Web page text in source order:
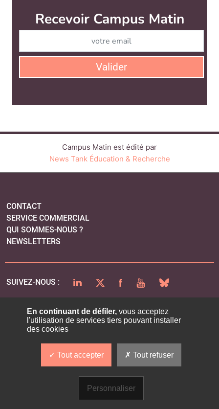
Recevoir Campus Matin
Valider
Campus Matin est édité par
News Tank Éducation & Recherche
CONTACT
SERVICE COMMERCIAL
QUI SOMMES-NOUS ?
NEWSLETTERS
SUIVEZ-NOUS : LINKEDINTWITTERFACEBOOKYOUTUBEBLUESKY
PLAN DU SITE
En continuant de défiler,vous acceptez
l'utilisation de services tiers pouvant installer
des cookies
Tout accepter Tout refuser
Personnaliser